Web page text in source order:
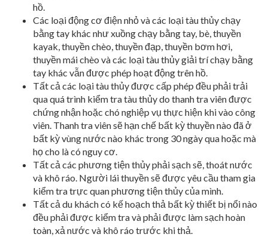
hồ.
Các loại động cơ điện nhỏ và các loại tàu thủy chạy
bằng tay khác như xuồng chạy bằng tay, bè, thuyền
kayak, thuyền chèo, thuyền đạp, thuyền bơm hơi,
thuyền mái chèo và các loại tàu thủy giải trí chạy bằng
tay khác vẫn được phép hoạt động trên hồ.
Tất cả các loại tàu thủy được cấp phép đều phải trải
qua quá trình kiểm tra tàu thủy do thanh tra viên được
chứng nhận hoặc chó nghiệp vụ thực hiện khi vào công
viên. Thanh tra viên sẽ hạn chế bất kỳ thuyền nào đã ở
bất kỳ vùng nước nào khác trong 30 ngày qua hoặc mà
họ cho là có nguy cơ.
Tất cả các phương tiện thủy phải sạch sẽ, thoát nước
và khô ráo. Người lái thuyền sẽ được yêu cầu tham gia
kiểm tra trực quan phương tiện thủy của mình.
Tất cả du khách có kế hoạch thả bất kỳ thiết bị nổi nào
đều phải được kiểm tra và phải được làm sạch hoàn
toàn, xả nước và khô ráo trước khi thả.